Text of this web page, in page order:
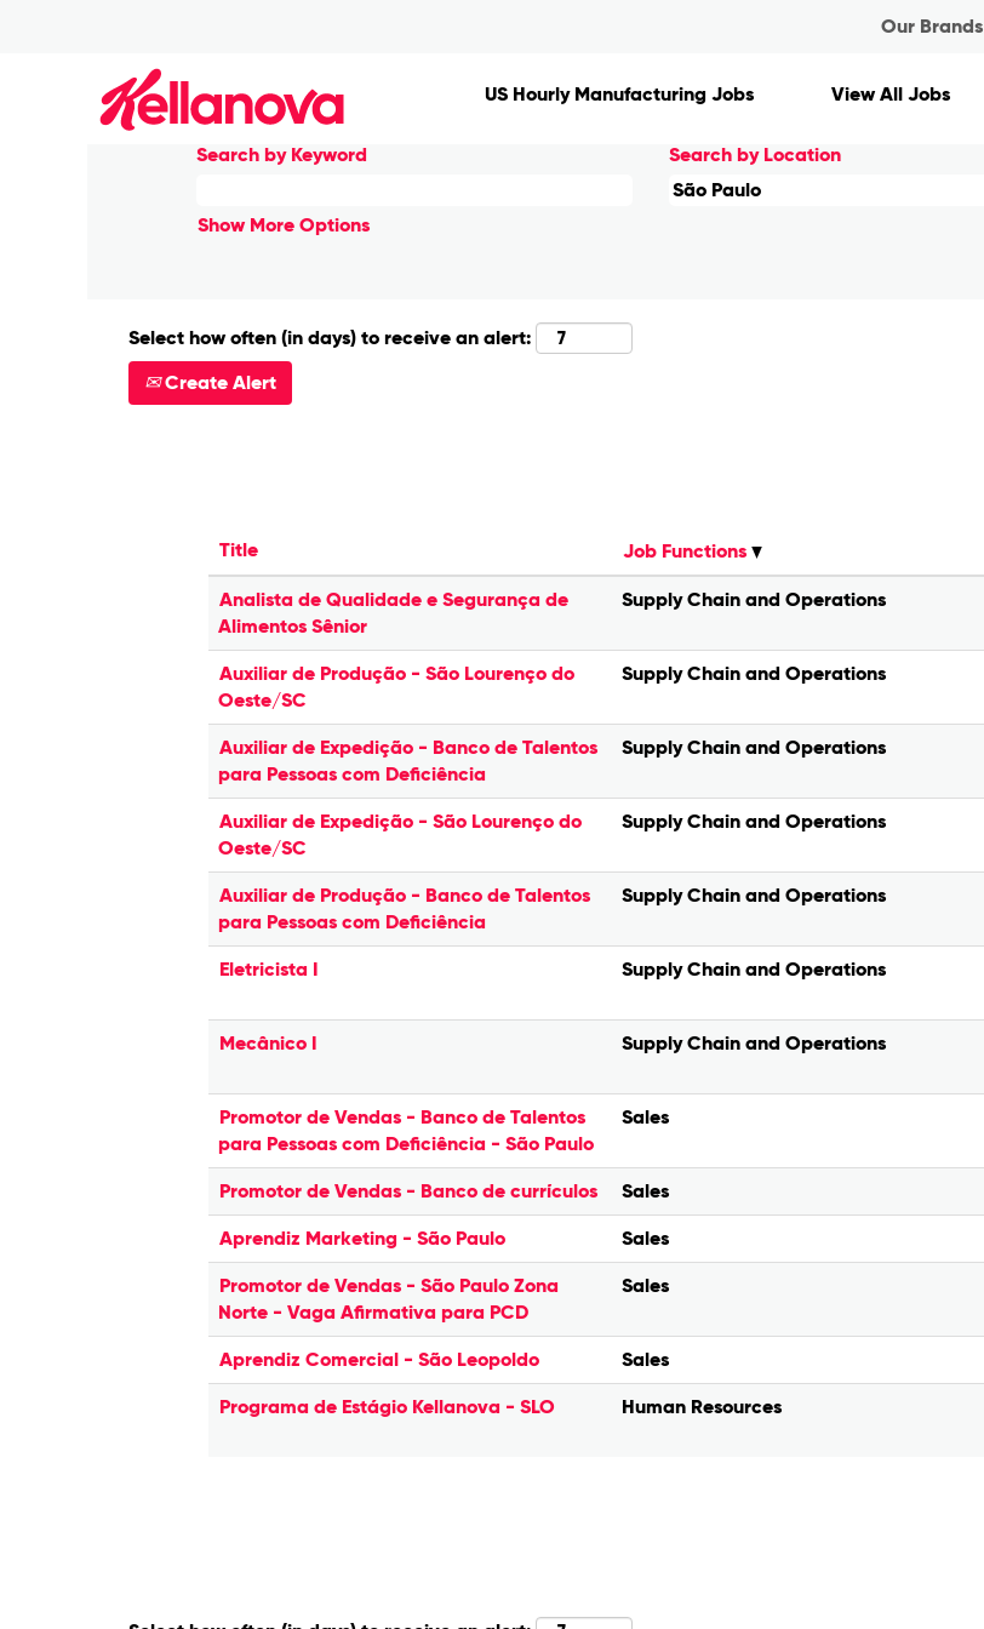
Our Brands
US Hourly Manufacturing Jobs View All Jobs
Search results for "São Paulo".
Search by Keyword Search by Location
Show More Options
Select how often (in days) to receive an alert:
Create Alert
Title Job Functions
Analista de Qualidade e Segurança de
Alimentos Sênior
Supply Chain and Operations
Auxiliar de Produção - São Lourenço do
Oeste/SC
Supply Chain and Operations
Auxiliar de Expedição - Banco de Talentos
para Pessoas com Deficiência
Supply Chain and Operations
Auxiliar de Expedição - São Lourenço do
Oeste/SC
Supply Chain and Operations
Auxiliar de Produção - Banco de Talentos
para Pessoas com Deficiência
Supply Chain and Operations
Eletricista I Supply Chain and Operations
Mecânico I Supply Chain and Operations
Promotor de Vendas - Banco de Talentos
para Pessoas com Deficiência - São Paulo
Sales
Promotor de Vendas - Banco de currículos Sales
Aprendiz Marketing - São Paulo Sales
Promotor de Vendas - São Paulo Zona
Norte - Vaga Afirmativa para PCD
Sales
Aprendiz Comercial - São Leopoldo Sales
Programa de Estágio Kellanova - SLO Human Resources